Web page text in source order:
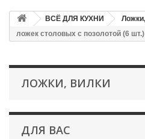
ВСЁ ДЛЯ КУХНИ
ложек столовых с позолотой (6 шт.)
ЛОЖКИ, ВИЛКИ
ДЛЯ ВАС